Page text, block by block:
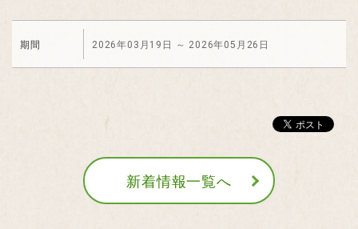
期間 2026年03月19日 ～ 2026年05月26日
新着情報一覧へ